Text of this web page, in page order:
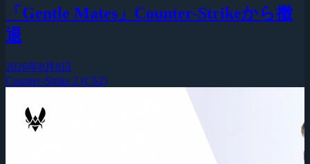
「Gentle Mates」Counter-Strikeから撤
退
2026年8月8日
Counter-Strike 2 (CS2)